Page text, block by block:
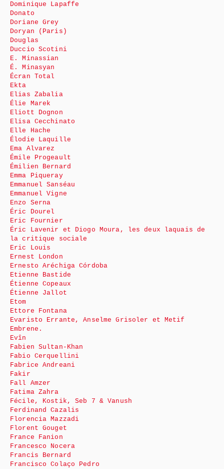
Dominique Lapaffe
Donato
Doriane Grey
Doryan (Paris)
Douglas
Duccio Scotini
E. Minassian
É. Minasyan
Écran Total
Ekta
Elias Zabalia
Élie Marek
Eliott Dognon
Elisa Cecchinato
Elle Hache
Élodie Laquille
Ema Alvarez
Émile Progeault
Émilien Bernard
Emma Piqueray
Emmanuel Sanséau
Emmanuel Vigne
Enzo Serna
Éric Dourel
Eric Fournier
Éric Lavenir et Diogo Moura, les deux laquais de
la critique sociale
Eric Louis
Ernest London
Ernesto Aréchiga Córdoba
Etienne Bastide
Étienne Copeaux
Étienne Jallot
Etom
Ettore Fontana
Evaristo Errante, Anselme Grisoler et Metif
Embrene.
Evîn
Fabien Sultan-Khan
Fabio Cerquellini
Fabrice Andreani
Fakir
Fall Amzer
Fatima Zahra
Fécile, Kostik, Seb 7 & Vanush
Ferdinand Cazalis
Florencia Mazzadi
Florent Gouget
France Fanion
Francesco Nocera
Francis Bernard
Francisco Colaço Pedro